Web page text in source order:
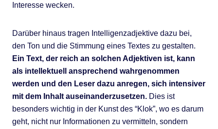
Interesse wecken.
Darüber hinaus tragen Intelligenzadjektive dazu bei,
den Ton und die Stimmung eines Textes zu gestalten.
Ein Text, der reich an solchen Adjektiven ist, kann
als intellektuell ansprechend wahrgenommen
werden und den Leser dazu anregen, sich intensiver
mit dem Inhalt auseinanderzusetzen.Dies ist
besonders wichtig in der Kunst des “Klok”, wo es darum
geht, nicht nur Informationen zu vermitteln, sondern